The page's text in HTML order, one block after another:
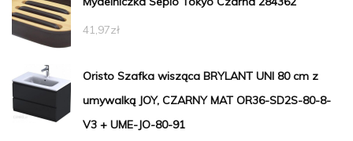
41,97zł
Oristo Szafka wisząca BRYLANT UNI 80 cm z
umywalką JOY, CZARNY MAT OR36-SD2S-80-8-
V3 + UME-JO-80-91